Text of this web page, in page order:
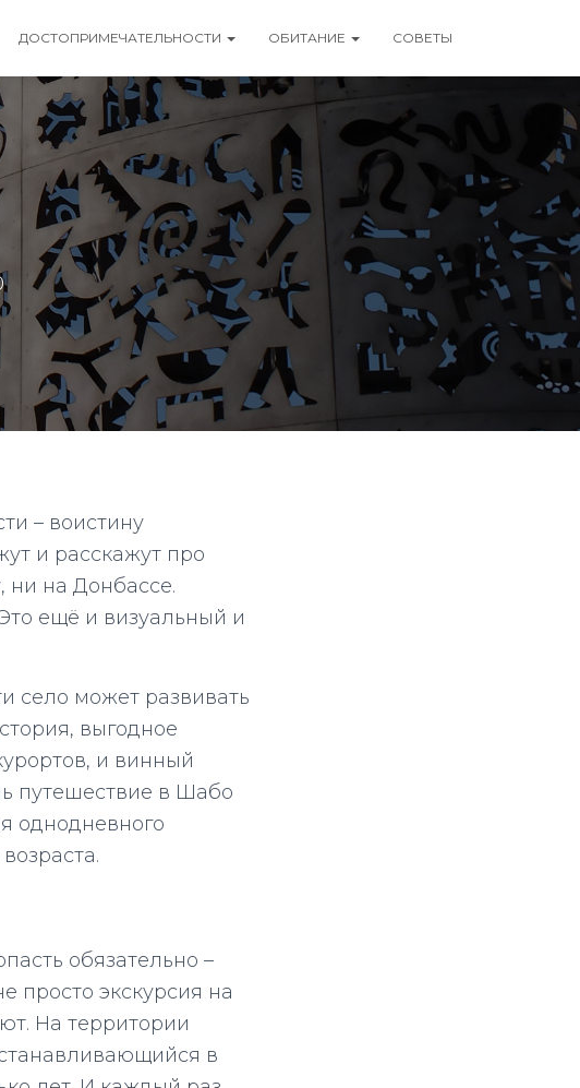
ДОСТОПРИМЕЧАТЕЛЬНОСТИ ОБИТАНИЕ СОВЕТЫ
– воистину
и расскажут про
ни на Донбассе.
ещё и визуальный и
село может развивать
выгодное
и винный
путешествие в Шабо
однодневного
обязательно –
просто экскурсия на
На территории
в